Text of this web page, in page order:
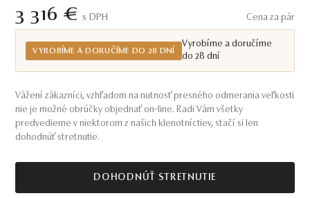
3 316 € S DPH Cena za pár
VYROBÍME A DORUČÍME DO 28 DNÍ
Vyrobíme a doručíme
do 28 dní
Vážení zákazníci, vzhľadom na nutnosť presného odmerania veľkosti
nie je možné obrúčky objednať on-line. Radi Vám všetky
predvedieme v niektorom z našich klenotníctiev, stačí si len
dohodnúť stretnutie.
DOHODNÚŤ STRETNUTIE